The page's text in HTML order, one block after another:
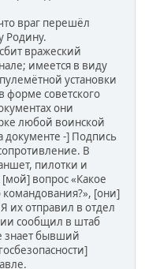
враг перешёл
Родину.
вражеский
имеется в виду
установки
форме советского
они
любой воинской
документе -] Подпись
В
пилотки и
вопрос «Какое
[они]
их отправил в отдел
сообщил в штаб
знает бывший